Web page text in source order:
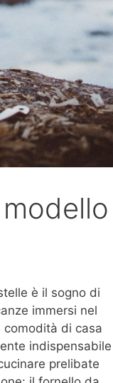
è il sogno di
immersi nel
comodità di casa
indispensabile
prelibate